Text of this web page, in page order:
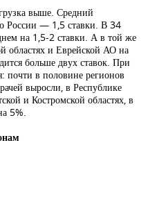
выше. Средний
России — 1,5 ставки. В 34
на 1,5-2 ставки. А в той же
областях и Еврейской АО на
больше двух ставок. При
почти в половине регионов
выросли, в Республике
и Костромской областях, в
5%.